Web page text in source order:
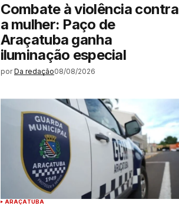
Combate à violência contra
a mulher: Paço de
Araçatuba ganha
iluminação especial
por Da redação08/08/2026
ARAÇATUBA